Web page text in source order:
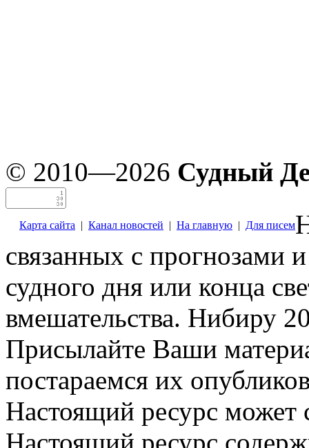
© 2010—2026 Судный
Карта сайта | Канал новостей | На главную | Для писем
связанных с прогнозами
судного дня или конца
вмешательства. Нибиру
Присылайте Ваши
постараемся их
Настоящий ресурс может
Настоящий ресурс